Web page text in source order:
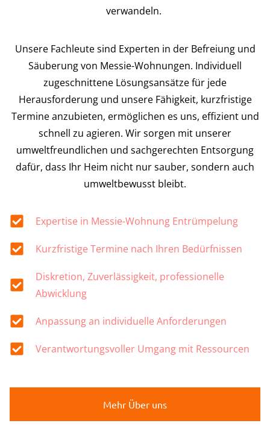
verwandeln.
Unsere Fachleute sind Experten in der Befreiung und
Säuberung von Messie-Wohnungen. Individuell
zugeschnittene Lösungsansätze für jede
Herausforderung und unsere Fähigkeit, kurzfristige
Termine anzubieten, ermöglichen es uns, effizient und
schnell zu agieren. Wir sorgen mit unserer
umweltfreundlichen und sachgerechten Entsorgung
dafür, dass Ihr Heim nicht nur sauber, sondern auch
umweltbewusst bleibt.
Expertise in Messie-Wohnung Entrümpelung
Kurzfristige Termine nach Ihren Bedürfnissen
Diskretion, Zuverlässigkeit, professionelle
Abwicklung
Anpassung an individuelle Anforderungen
Verantwortungsvoller Umgang mit Ressourcen
Mehr Über uns